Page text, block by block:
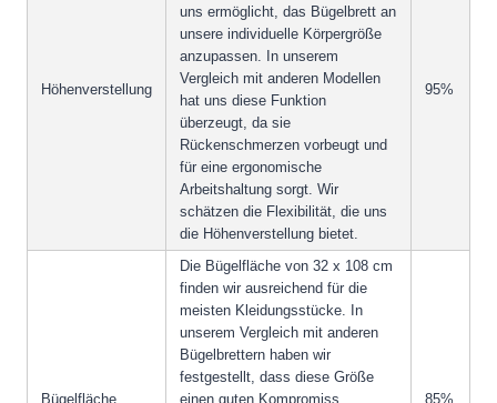
Höhenverstellung
uns ermöglicht, das Bügelbrett an
unsere individuelle Körpergröße
anzupassen. In unserem
Vergleich mit anderen Modellen
hat uns diese Funktion
überzeugt, da sie
Rückenschmerzen vorbeugt und
für eine ergonomische
Arbeitshaltung sorgt. Wir
schätzen die Flexibilität, die uns
die Höhenverstellung bietet.
95%
Bügelfläche
Die Bügelfläche von 32 x 108 cm
finden wir ausreichend für die
meisten Kleidungsstücke. In
unserem Vergleich mit anderen
Bügelbrettern haben wir
festgestellt, dass diese Größe
einen guten Kompromiss
85%